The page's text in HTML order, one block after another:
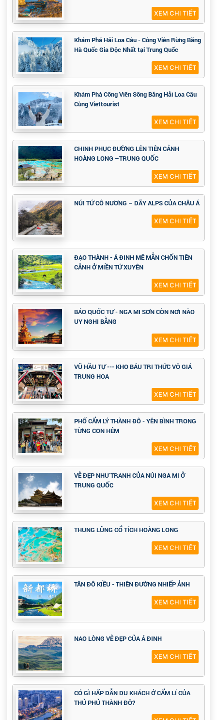
XEM CHI TIẾT
Khám Phá Hải Loa Câu - Công Viên Rừng Băng
Hà Quốc Gia Độc Nhất tại Trung Quốc
XEM CHI TIẾT
Khám Phá Công Viên Sông Băng Hải Loa Câu
Cùng Viettourist
XEM CHI TIẾT
CHINH PHỤC ĐƯỜNG LÊN TIÊN CẢNH
HOÀNG LONG –TRUNG QUỐC
XEM CHI TIẾT
NÚI TỨ CÔ NƯƠNG – DÃY ALPS CỦA CHÂU Á
XEM CHI TIẾT
ĐẠO THÀNH - Á ĐINH MÊ MẪN CHỐN TIÊN
CẢNH Ở MIỀN TỨ XUYÊN
XEM CHI TIẾT
BÁO QUỐC TỰ - NGA MI SƠN CÒN NƠI NÀO
UY NGHI BẰNG
XEM CHI TIẾT
VŨ HẦU TỰ --- KHO BÁU TRI THỨC VÔ GIÁ
TRUNG HOA
XEM CHI TIẾT
PHỐ CẨM LÝ THÀNH ĐÔ - YÊN BÌNH TRONG
TỪNG CON HẺM
XEM CHI TIẾT
VẺ ĐẸP NHƯ TRANH CỦA NÚI NGA MI Ở
TRUNG QUỐC
XEM CHI TIẾT
THUNG LŨNG CỔ TÍCH HOÀNG LONG
XEM CHI TIẾT
TÂN ĐÔ KIỀU - THIÊN ĐƯỜNG NHIẾP ẢNH
XEM CHI TIẾT
NAO LÒNG VẺ ĐẸP CỦA Á ĐINH
XEM CHI TIẾT
CÓ GÌ HẤP DẪN DU KHÁCH Ở CẨM LÍ CỦA
THỦ PHỦ THÀNH ĐÔ?